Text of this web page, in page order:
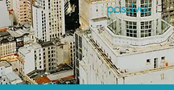
possível.